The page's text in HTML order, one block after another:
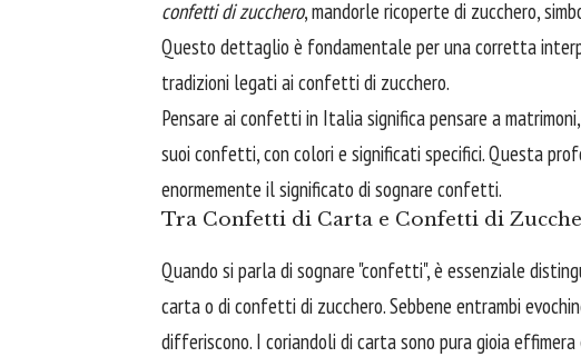
confetti di zucchero, mandorle ricoperte di zucchero,
Questo dettaglio è fondamentale per una corretta
tradizioni legati ai confetti di zucchero.
Pensare ai confetti in Italia significa pensare a
suoi confetti, con colori e significati specifici. Questa
enormemente il significato di sognare confetti.
Tra Confetti di Carta e Confetti di
Quando si parla di sognare "confetti", è essenziale
carta o di confetti di zucchero. Sebbene entrambi
differiscono. I coriandoli di carta sono pura gioia